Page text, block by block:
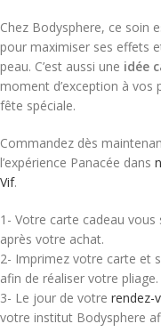
Chez Bodysphere, ce soin
pour maximiser ses effets
peau. C’est aussi une idée
moment d’exception à vos
fête spéciale.
Commandez dès
l’expérience Panacée dans
Vif.
1- Votre carte cadeau
après votre achat.
2- Imprimez votre carte et
afin de réaliser votre pliage.
3- Le jour de votre rendez-
votre institut Bodysphere